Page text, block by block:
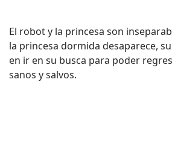
El robot y la princesa son
la princesa dormida desaparece,
en ir en su busca para poder
sanos y salvos.